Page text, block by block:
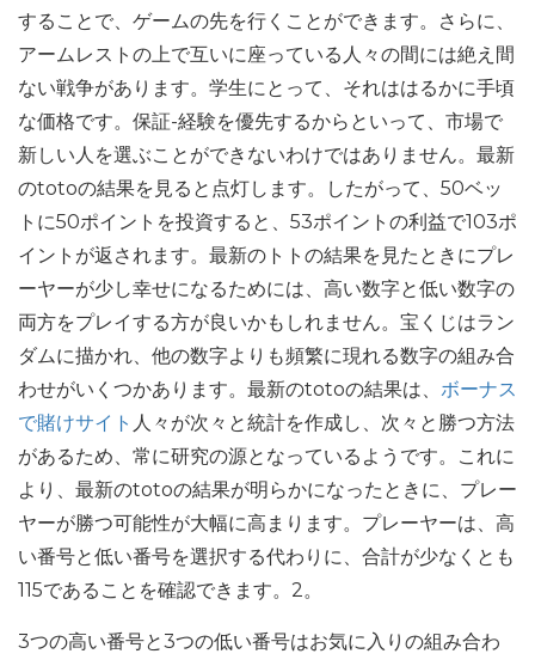
することで、ゲームの先を行くことができます。さらに、
アームレストの上で互いに座っている人々の間には絶え間
ない戦争があります。学生にとって、それははるかに手頃
な価格です。保証-経験を優先するからといって、市場で
新しい人を選ぶことができないわけではありません。最新
のtotoの結果を見ると点灯します。したがって、50ベッ
トに50ポイントを投資すると、53ポイントの利益で103ポ
イントが返されます。最新のトトの結果を見たときにプレ
ーヤーが少し幸せになるためには、高い数字と低い数字の
両方をプレイする方が良いかもしれません。宝くじはラン
ダムに描かれ、他の数字よりも頻繁に現れる数字の組み合
わせがいくつかあります。最新のtotoの結果は、 ボーナス
で賭けサイト 人々が次々と統計を作成し、次々と勝つ方法
があるため、常に研究の源となっているようです。これに
より、最新のtotoの結果が明らかになったときに、プレー
ヤーが勝つ可能性が大幅に高まります。プレーヤーは、高
い番号と低い番号を選択する代わりに、合計が少なくとも
115であることを確認できます。2。
3つの高い番号と3つの低い番号はお気に入りの組み合わ